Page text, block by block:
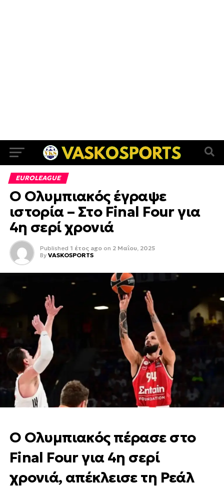
EUROLEAGUE
Ο Ολυμπιακός έγραψε
ιστορία – Στο Final Four για
4η σερί χρονιά
Published 1 έτος ago on 2 Μαΐου, 2025
By VASKOSPORTS
Ο Ολυμπιακός πέρασε στο
Final Four για 4η σερί
χρονιά, απέκλεισε τη Ρεάλ